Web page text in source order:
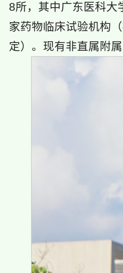
8所，其中广东医科大
家药物临床试验机构
定）。现有非直属附